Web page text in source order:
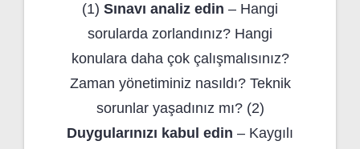
(1) Sınavı analiz edin – Hangi
sorularda zorlandınız? Hangi
konulara daha çok çalışmalısınız?
Zaman yönetiminiz nasıldı? Teknik
sorunlar yaşadınız mı? (2)
Duygularınızı kabul edin – Kaygılı